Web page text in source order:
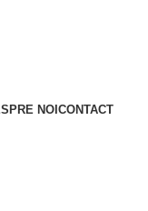
NOICONTACT